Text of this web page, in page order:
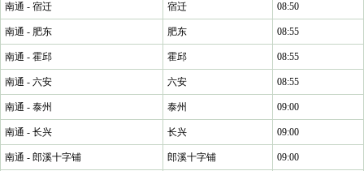
南通 - 宿迁 宿迁 08:50
南通 - 肥东 肥东 08:55
南通 - 霍邱 霍邱 08:55
南通 - 六安 六安 08:55
南通 - 泰州 泰州 09:00
南通 - 长兴 长兴 09:00
南通 - 郎溪十字铺 郎溪十字铺 09:00